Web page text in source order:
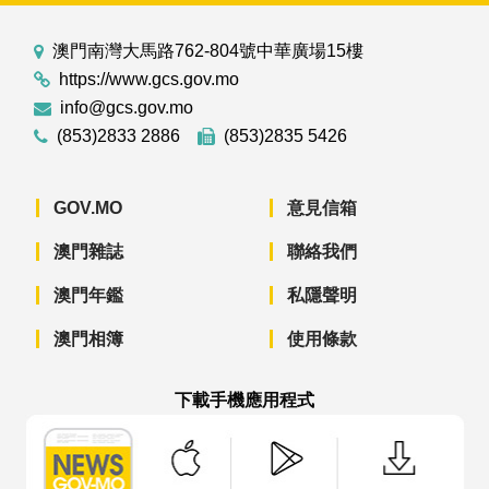
澳門南灣大馬路762-804號中華廣場15樓
https://www.gcs.gov.mo
info@gcs.gov.mo
(853)2833 2886
(853)2835 5426
GOV.MO
澳門雜誌
澳門年鑑
澳門相簿
意見信箱
聯絡我們
私隱聲明
使用條款
下載手機應用程式